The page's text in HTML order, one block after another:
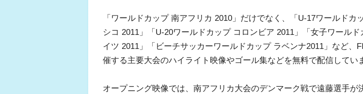
「ワールドカップ 南アフリカ 2010」だけでなく、「U-17ワールドカ
シコ 2011」「U-20ワールドカップ コロンビア 2011」「女子ワールド
イツ 2011」「ビーチサッカーワールドカップ ラベンナ2011」など、
催する主要大会のハイライト映像やゴール集などを無料で配信してい
オープニング映像では、南アフリカ大会のデンマーク戦で遠藤選手が